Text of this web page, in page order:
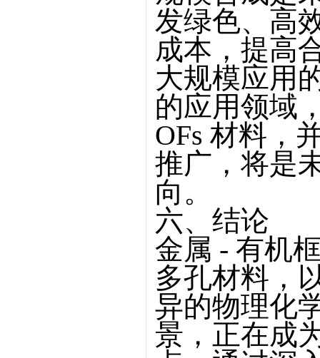
发绿色、高
成本，提高
大规模应用
的应用领域
OFs 材料，
推广，将是
向。
六、结论
金属 - 有机
多孔材料，
异的物理化
景，正在成